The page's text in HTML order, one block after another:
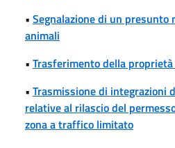
• Segnalazione di un
animali
• Trasferimento della proprietà
• Trasmissione di integrazioni
relative al rilascio del
zona a traffico limitato